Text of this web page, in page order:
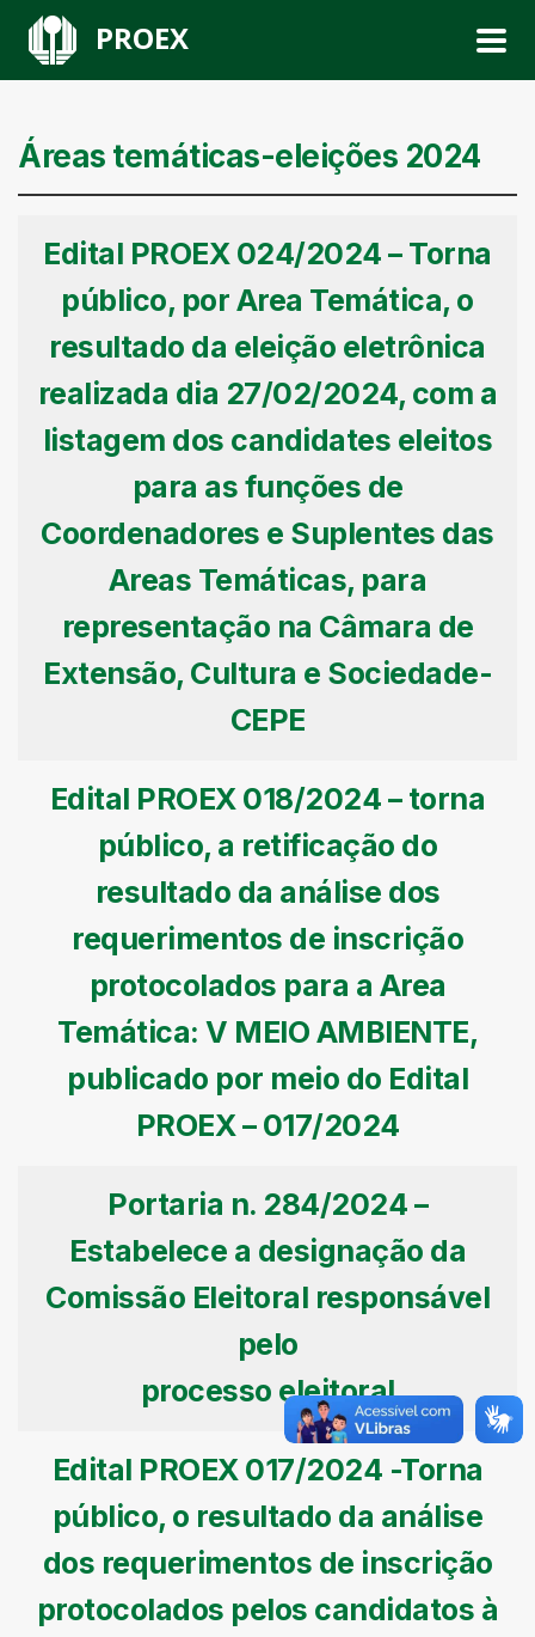
PROEX
Áreas temáticas-eleições 2024
Edital PROEX 024/2024 – Torna
público, por Area Temática, o
resultado da eleição eletrônica
realizada dia 27/02/2024, com a
listagem dos candidates eleitos
para as funções de
Coordenadores e Suplentes das
Areas Temáticas, para
representação na Câmara de
Extensão, Cultura e Sociedade-
CEPE
Edital PROEX 018/2024 – torna
público, a retificação do
resultado da análise dos
requerimentos de inscrição
protocolados para a Area
Temática: V MEIO AMBIENTE,
publicado por meio do Edital
PROEX – 017/2024
Portaria n. 284/2024 –
Estabelece a designação da
Comissão Eleitoral responsável
pelo
processo eleitoral
Edital PROEX 017/2024 -Torna
público, o resultado da análise
dos requerimentos de inscrição
protocolados pelos candidatos à